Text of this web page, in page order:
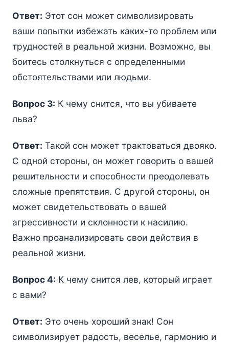
Ответ: Этот сон может символизировать
ваши попытки избежать каких-то проблем или
трудностей в реальной жизни. Возможно, вы
боитесь столкнуться с определенными
обстоятельствами или людьми.
Вопрос 3: К чему снится, что вы убиваете
льва?
Ответ: Такой сон может трактоваться двояко.
С одной стороны, он может говорить о вашей
решительности и способности преодолевать
сложные препятствия. С другой стороны, он
может свидетельствовать о вашей
агрессивности и склонности к насилию.
Важно проанализировать свои действия в
реальной жизни.
Вопрос 4: К чему снится лев, который играет
с вами?
Ответ: Это очень хороший знак! Сон
символизирует радость, веселье, гармонию и